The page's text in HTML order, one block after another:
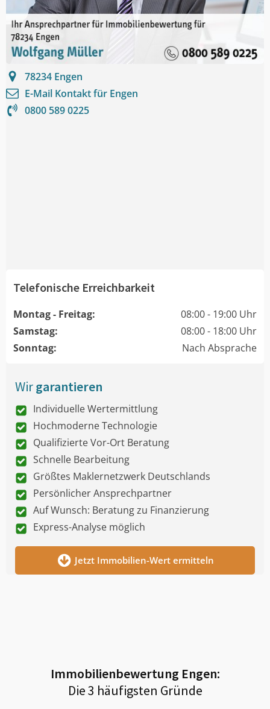
78234 Engen
E-Mail Kontakt für Engen
0800 589 0225
Telefonische Erreichbarkeit
Montag - Freitag:
08:00 - 19:00 Uhr
Samstag:
08:00 - 18:00 Uhr
Sonntag:
Nach Absprache
Wirgarantieren
Individuelle Wertermittlung
Hochmoderne Technologie
Qualifizierte Vor-Ort Beratung
Schnelle Bearbeitung
Größtes Maklernetzwerk Deutschlands
Persönlicher Ansprechpartner
Auf Wunsch: Beratung zu Finanzierung
Express-Analyse möglich
Jetzt Immobilien-Wert ermitteln
Immobilienbewertung Engen:
Die 3 häufigsten Gründe